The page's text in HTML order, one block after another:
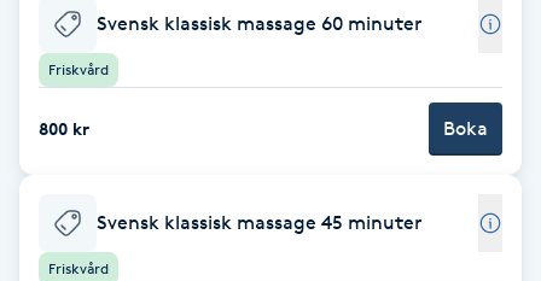
Babylights
Bambumassage
Svensk klassisk massage 60 minuter
Friskvård
800 kr Boka
Svensk klassisk massage 45 minuter
Friskvård